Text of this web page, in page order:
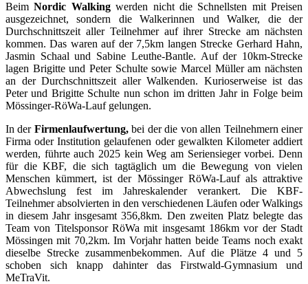
BeimNordic Walkingwerden nicht die Schnellsten mit Preisen
ausgezeichnet, sondern die Walkerinnen und Walker, die der
Durchschnittszeit aller Teilnehmer auf ihrer Strecke am nächsten
kommen. Das waren auf der 7,5km langen Strecke Gerhard Hahn,
Jasmin Schaal und Sabine Leuthe-Bantle. Auf der 10km-Strecke
lagen Brigitte und Peter Schulte sowie Marcel Müller am nächsten
an der Durchschnittszeit aller Walkenden. Kurioserweise ist das
Peter und Brigitte Schulte nun schon im dritten Jahr in Folge beim
Mössinger-RöWa-Lauf gelungen.
In der Firmenlaufwertung,bei der die von allen Teilnehmern einer
Firma oder Institution gelaufenen oder gewalkten Kilometer addiert
werden, führte auch 2025 kein Weg am Seriensieger vorbei. Denn
für die KBF, die sich tagtäglich um die Bewegung von vielen
Menschen kümmert, ist der Mössinger RöWa-Lauf als attraktive
Abwechslung fest im Jahreskalender verankert. Die KBF-
Teilnehmer absolvierten in den verschiedenen Läufen oder Walkings
in diesem Jahr insgesamt 356,8km. Den zweiten Platz belegte das
Team von Titelsponsor RöWa mit insgesamt 186km vor der Stadt
Mössingen mit 70,2km. Im Vorjahr hatten beide Teams noch exakt
dieselbe Strecke zusammenbekommen. Auf die Plätze 4 und 5
schoben sich knapp dahinter das Firstwald-Gymnasium und
MeTraVit.